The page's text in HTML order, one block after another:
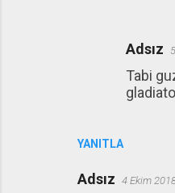
YANITLA
Adsız
Tabi
Adsız 4 Ekim